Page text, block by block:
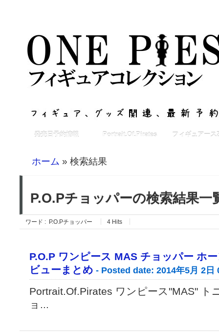
発売日予約情報 Portrait.Of.Pirates フィギュアース
ホーム » 検索結果
P.O.Pチョッパーの検索結果一
ワード : P.O.Pチョッパー 4 Hits
P.O.P ワンピース MAS チョッパー ホ
ビューまとめ - Posted date: 2014年5月 2日
Portrait.Of.Pirates ワンピース"MAS" ト
ョ...